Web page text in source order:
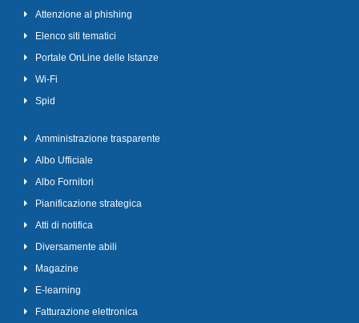
Attenzione al phishing
Elenco siti tematici
Portale OnLine delle Istanze
Wi-Fi
Spid
Amministrazione trasparente
Albo Ufficiale
Albo Fornitori
Pianificazione strategica
Atti di notifica
Diversamente abili
Magazine
E-learning
Fatturazione elettronica